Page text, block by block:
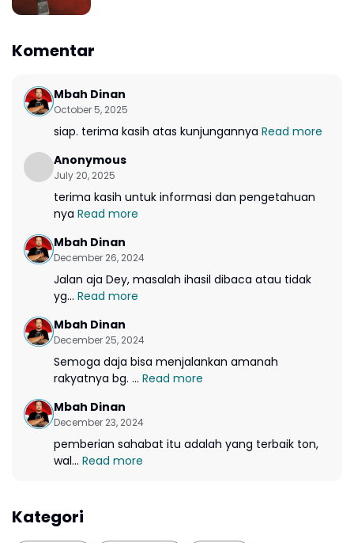
Komentar
Mbah Dinan
October 5, 2025
siap. terima kasih atas kunjungannya Read more
Anonymous
July 20, 2025
terima kasih untuk informasi dan pengetahuan
nya Read more
Mbah Dinan
December 26, 2024
Jalan aja Dey, masalah ihasil dibaca atau tidak
yg... Read more
Mbah Dinan
December 25, 2024
Semoga daja bisa menjalankan amanah
rakyatnya bg. ... Read more
Mbah Dinan
December 23, 2024
pemberian sahabat itu adalah yang terbaik ton,
wal... Read more
Kategori